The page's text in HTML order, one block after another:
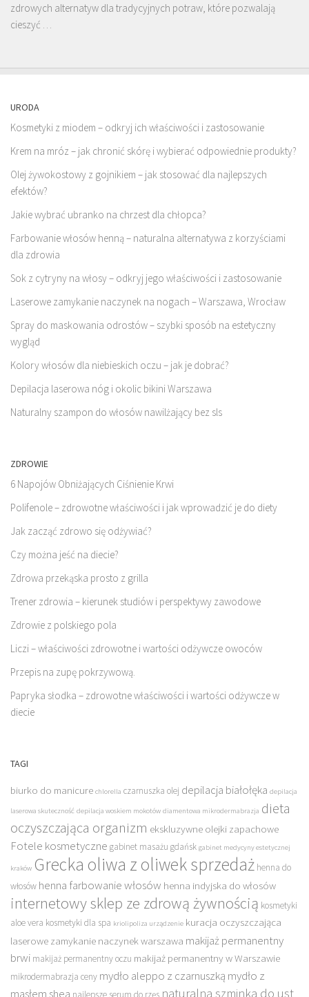
zdrowych alternatyw dla tradycyjnych potraw, które pozwalają
cieszyć …
URODA
Kosmetyki z miodem – odkryj ich właściwości i zastosowanie
Krem na mróz – jak chronić skórę i wybierać odpowiednie produkty?
Olej żywokostowy z gojnikiem – jak stosować dla najlepszych
efektów?
Jakie wybrać ubranko na chrzest dla chłopca?
Farbowanie włosów henną – naturalna alternatywa z korzyściami
dla zdrowia
Sok z cytryny na włosy – odkryj jego właściwości i zastosowanie
Laserowe zamykanie naczynek na nogach – Warszawa, Wrocław
Spray do maskowania odrostów – szybki sposób na estetyczny
wygląd
Kolory włosów dla niebieskich oczu – jak je dobrać?
Depilacja laserowa nóg i okolic bikini Warszawa
Naturalny szampon do włosów nawilżający bez sls
ZDROWIE
6 Napojów Obniżających Ciśnienie Krwi
Polifenole – zdrowotne właściwości i jak wprowadzić je do diety
Jak zacząć zdrowo się odżywiać?
Czy można jeść na diecie?
Zdrowa przekąska prosto z grilla
Trener zdrowia – kierunek studiów i perspektywy zawodowe
Zdrowie z polskiego pola
Liczi – właściwości zdrowotne i wartości odżywcze owoców
Przepis na zupę pokrzywową.
Papryka słodka – zdrowotne właściwości i wartości odżywcze w
diecie
TAGI
biurko do manicure chlorella czarnuszka olej depilacja białołęka depilacja
laserowa skuteczność depilacja woskiem mokotów diamentowa mikrodermabrazja dieta
oczyszczająca organizm ekskluzywne olejki zapachowe
Fotele kosmetyczne gabinet masażu gdańsk gabinet medycyny estetycznej
kraków Grecka oliwa z oliwek sprzedaż henna do
włosów henna farbowanie włosów henna indyjska do włosów
internetowy sklep ze zdrową żywnością kosmetyki
aloe vera kosmetyki dla spa kriolipoliza urządzenie kuracja oczyszczająca
laserowe zamykanie naczynek warszawa makijaż permanentny
brwi makijaż permanentny oczu makijaż permanentny w Warszawie
mikrodermabrazja ceny mydło aleppo z czarnuszką mydło z
masłem shea najlepsze serum do rzęs naturalna szminka do ust